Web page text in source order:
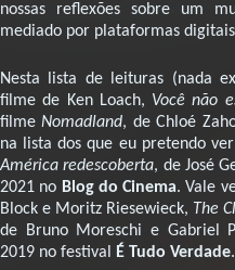
nossas reflexões sobre um
mediado por plataformas
Nesta lista de leituras (nada
filme de Ken Loach, Você não
filmeNomadland, de Chloé
na lista dos que eu pretendo
América redescoberta, de José
2021 no Blog do Cinema. Vale
Block e Moritz Riesewieck, The
de Bruno Moreschi e Gabriel
2019 no festival
É Tudo Verdade.